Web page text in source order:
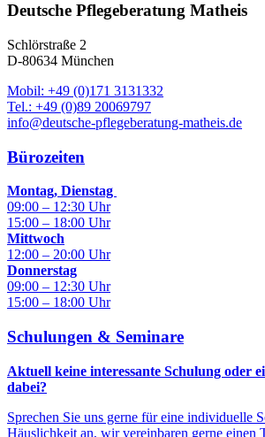
Deutsche Pflegeberatung Matheis
Schlörstraße 2
D-80634 München
Mobil: +49 (0)171 3131332
Tel.: +49 (0)89 20069797
info@deutsche-pflegeberatung-matheis.de
Bürozeiten
Montag, Dienstag
09:00 – 12:30 Uhr
15:00 – 18:00 Uhr
Mittwoch
12:00 – 20:00 Uhr
Donnerstag
09:00 – 12:30 Uhr
15:00 – 18:00 Uhr
Schulungen & Seminare
Aktuell keine interessante Schulung oder
dabei?
Sprechen Sie uns gerne für eine individuelle
Häuslichkeit an, wir vereinbaren gerne einen